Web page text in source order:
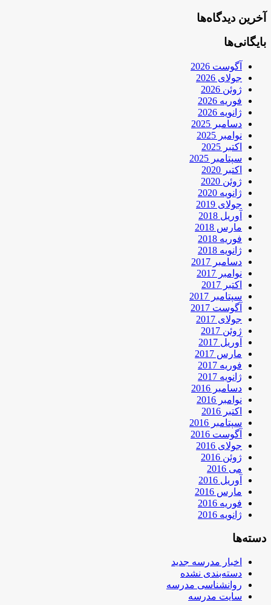
آخرین دیدگاه‌ها
بایگانی‌ها
آگوست 2026
جولای 2026
ژوئن 2026
فوریه 2026
ژانویه 2026
دسامبر 2025
نوامبر 2025
اکتبر 2025
سپتامبر 2025
اکتبر 2020
ژوئن 2020
ژانویه 2020
جولای 2019
آوریل 2018
مارس 2018
فوریه 2018
ژانویه 2018
دسامبر 2017
نوامبر 2017
اکتبر 2017
سپتامبر 2017
آگوست 2017
جولای 2017
ژوئن 2017
آوریل 2017
مارس 2017
فوریه 2017
ژانویه 2017
دسامبر 2016
نوامبر 2016
اکتبر 2016
سپتامبر 2016
آگوست 2016
جولای 2016
ژوئن 2016
می 2016
آوریل 2016
مارس 2016
فوریه 2016
ژانویه 2016
دسته‌ها
اخبار مدرسه جدید
دسته‌بندی نشده
روانشناسی مدرسه
سایت مدرسه